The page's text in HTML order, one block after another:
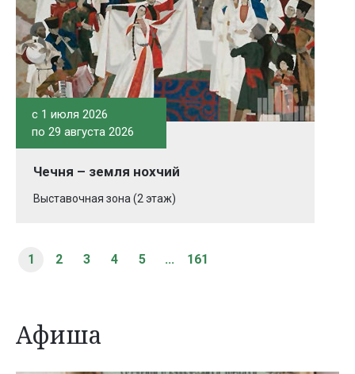
c 1 июля 2026
по 29 августа 2026
Чечня – земля нохчий
Выставочная зона (2 этаж)
1 2 3 4 5 ... 161
Афиша